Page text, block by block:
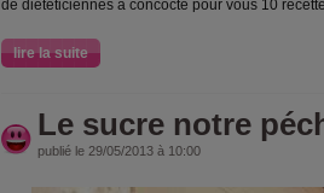
de diététiciennes a concocté pour vous 10
lire la suite
Le sucre notre
publié le 29/05/2013 à 10:00